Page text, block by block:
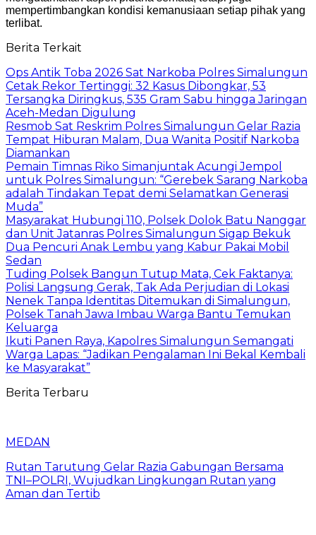
mempertimbangkan kondisi kemanusiaan setiap pihak yang
terlibat.
Berita Terkait
Ops Antik Toba 2026 Sat Narkoba Polres Simalungun
Cetak Rekor Tertinggi: 32 Kasus Dibongkar, 53
Tersangka Diringkus, 535 Gram Sabu hingga Jaringan
Aceh-Medan Digulung
Resmob Sat Reskrim Polres Simalungun Gelar Razia
Tempat Hiburan Malam, Dua Wanita Positif Narkoba
Diamankan
Pemain Timnas Riko Simanjuntak Acungi Jempol
untuk Polres Simalungun: “Gerebek Sarang Narkoba
adalah Tindakan Tepat demi Selamatkan Generasi
Muda”
Masyarakat Hubungi 110, Polsek Dolok Batu Nanggar
dan Unit Jatanras Polres Simalungun Sigap Bekuk
Dua Pencuri Anak Lembu yang Kabur Pakai Mobil
Sedan
Tuding Polsek Bangun Tutup Mata, Cek Faktanya:
Polisi Langsung Gerak, Tak Ada Perjudian di Lokasi
Nenek Tanpa Identitas Ditemukan di Simalungun,
Polsek Tanah Jawa Imbau Warga Bantu Temukan
Keluarga
Ikuti Panen Raya, Kapolres Simalungun Semangati
Warga Lapas: “Jadikan Pengalaman Ini Bekal Kembali
ke Masyarakat”
Berita Terbaru
MEDAN
Rutan Tarutung Gelar Razia Gabungan Bersama
TNI–POLRI, Wujudkan Lingkungan Rutan yang
Aman dan Tertib